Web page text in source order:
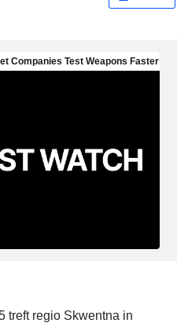
treft regio Skwentna in